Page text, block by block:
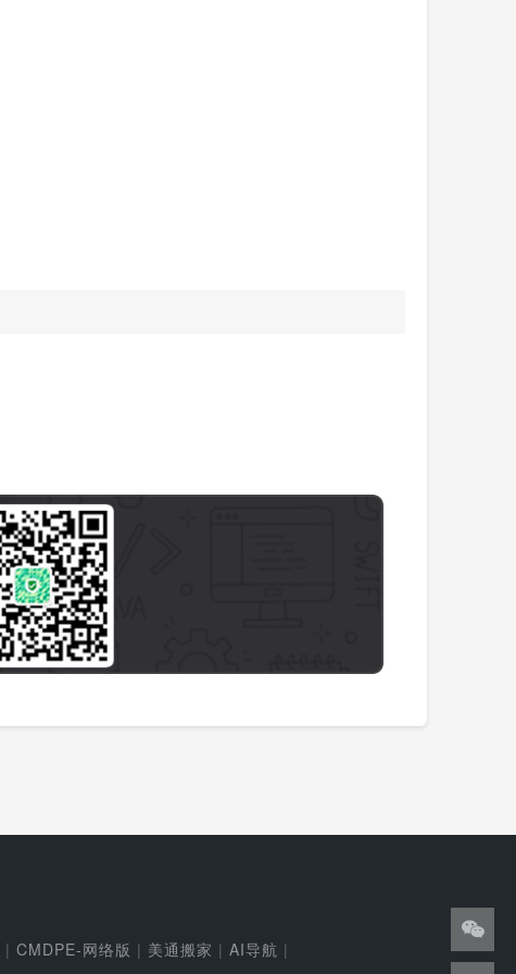
| CMDPE-网络版 | 美通搬家 | AI导航 |